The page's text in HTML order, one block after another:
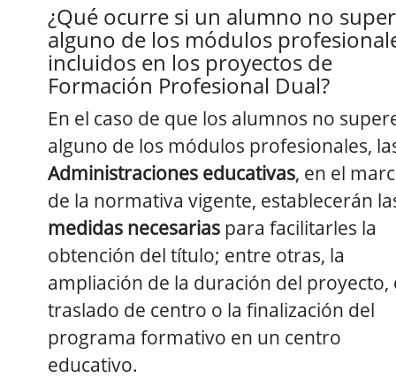
¿Qué ocurre si un alumno no
alguno de los módulos
incluidos en los proyectos de
Formación Profesional Dual?
En el caso de que los alumnos no
alguno de los módulos profesionales,
Administraciones educativas, en el
de la normativa vigente, establecerán
medidas necesarias para facilitarles la
obtención del título; entre otras, la
ampliación de la duración del proyecto,
traslado de centro o la finalización del
programa formativo en un centro
educativo.